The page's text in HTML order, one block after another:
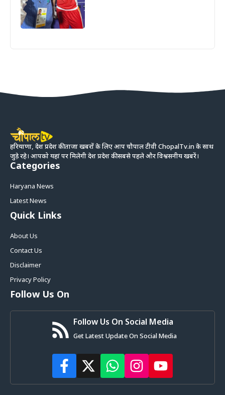
हरियाणा, देश प्रदेश की ताजा खबरों के लिए आप चौपाल टीवी ChopalTv.in के साथ
जुड़े रहे। आपको यहां पर मिलेगी देश प्रदेश की सबसे पहले और विश्वसनीय खबरें।
Categories
Haryana News
Latest News
Quick Links
About Us
Contact Us
Disclaimer
Privacy Policy
Follow Us On
Follow Us On Social Media
Get Latest Update On Social Media